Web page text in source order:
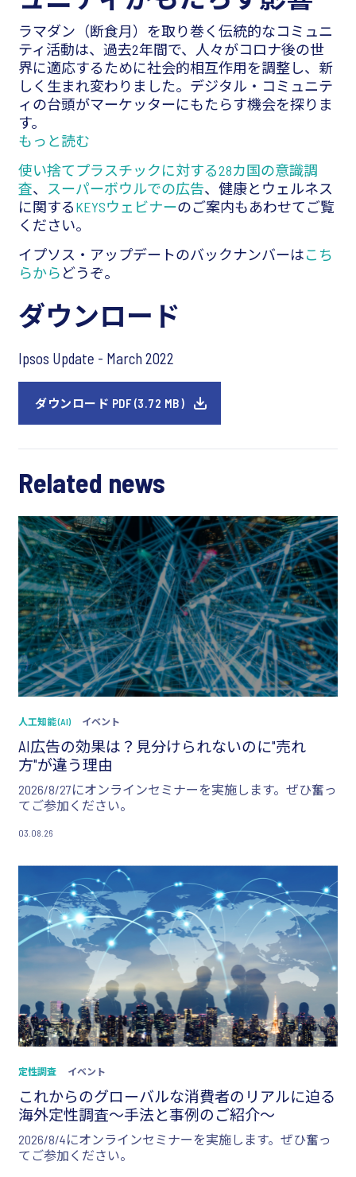
ラマダン（断食月）を取り巻く伝統的なコミュニ
ティ活動は、過去2年間で、人々がコロナ後の世
界に適応するために社会的相互作用を調整し、新
しく生まれ変わりました。デジタル・コミュニテ
ィの台頭がマーケッターにもたらす機会を探りま
す。
もっと読む
使い捨てプラスチックに対する28カ国の意識調
査、 スーパーボウルでの広告、健康とウェルネス
に関するKEYSウェビナーのご案内もあわせてご覧
ください。
イプソス・アップデートのバックナンバーはこち
らから どうぞ。
ダウンロード
Ipsos Update - March 2022
ダウンロード PDF (3.72 MB)
Related news
人工知能 (AI) イベント
AI広告の効果は？見分けられないのに"売れ
方"が違う理由
2026/8/27にオンラインセミナーを実施します。ぜひ奮っ
てご参加ください。
03.08.26
定性調査 イベント
これからのグローバルな消費者のリアルに迫る
海外定性調査～手法と事例のご紹介～
2026/8/4にオンラインセミナーを実施します。ぜひ奮っ
てご参加ください。